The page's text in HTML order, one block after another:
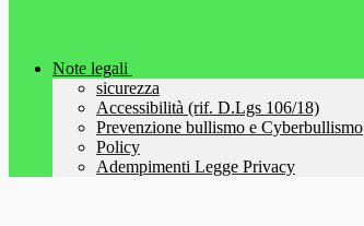
Note legali
sicurezza
Accessibilità (rif. D.Lgs 106/18)
Prevenzione bullismo e Cyberbullismo
Policy
Adempimenti Legge Privacy